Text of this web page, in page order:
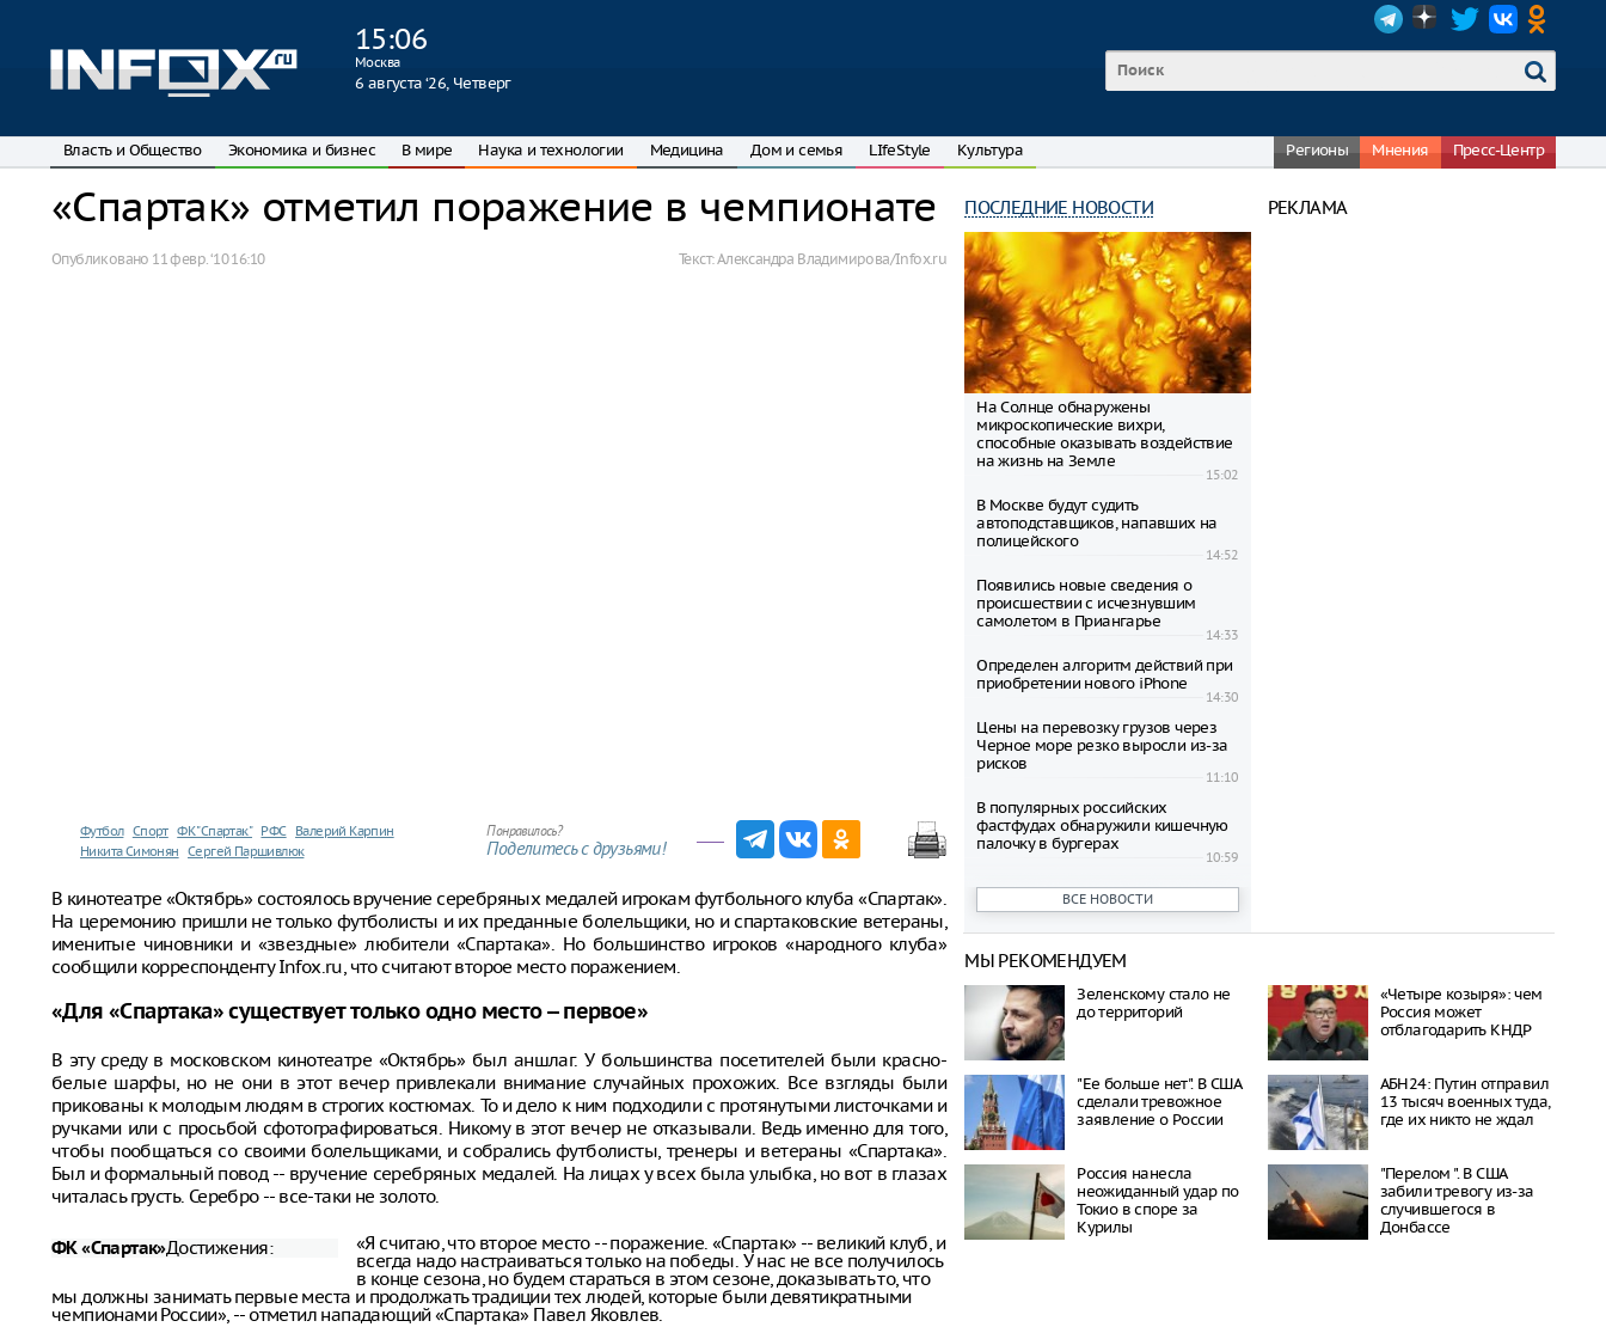
15:06
Москва
6 августа ‘26, Четверг
Власть и Общество Экономика и бизнес В мире Наука и технологии Медицина Дом и семья LIfeStyle Культура Регионы Мнения Пресс-Центр
«Спартак» отметил поражение в чемпионате
Опубликовано 11 февр. ‘10 16:10 Текст:Александра Владимирова/Infox.ru
Футбол Спорт ФК "Спартак" РФС Валерий Карпин
Никита Симонян Сергей Паршивлюк
Понравилось?
Поделитесь с друзьями!
В кинотеатре «Октябрь» состоялось вручение серебряных медалей игрокам футбольного клуба «Спартак».
На церемонию пришли не только футболисты и их преданные болельщики, но и спартаковские ветераны,
именитые чиновники и «звездные» любители «Спартака». Но большинство игроков «народного клуба»
сообщили корреспонденту Infox.ru, что считают второе место поражением.
«Для «Спартака» существует только одно место -- первое»
В эту среду в московском кинотеатре «Октябрь» был аншлаг. У большинства посетителей были красно-
белые шарфы, но не они в этот вечер привлекали внимание случайных прохожих. Все взгляды были
прикованы к молодым людям в строгих костюмах. То и дело к ним подходили с протянутыми листочками и
ручками или с просьбой сфотографироваться. Никому в этот вечер не отказывали. Ведь именно для того,
чтобы пообщаться со своими болельщиками, и собрались футболисты, тренеры и ветераны «Спартака».
Был и формальный повод -- вручение серебряных медалей. На лицах у всех была улыбка, но вот в глазах
читалась грусть. Серебро -- все-таки не золото.
ФК «Спартак»Достижения: «Я считаю, что второе место -- поражение. «Спартак» -- великий клуб, и
всегда надо настраиваться только на победы. У нас не все получилось
в конце сезона, но будем стараться в этом сезоне, доказывать то, что
мы должны занимать первые места и продолжать традиции тех людей, которые были девятикратными
чемпионами России», -- отметил нападающий «Спартака» Павел Яковлев.
ПОСЛЕДНИЕ НОВОСТИ
На Солнце обнаружены
микроскопические вихри,
способные оказывать воздействие
на жизнь на Земле
15:02
В Москве будут судить
автоподставщиков, напавших на
полицейского
14:52
Появились новые сведения о
происшествии с исчезнувшим
самолетом в Приангарье
14:33
Определен алгоритм действий при
приобретении нового iPhone
14:30
Цены на перевозку грузов через
Черное море резко выросли из-за
рисков
11:10
В популярных российских
фастфудах обнаружили кишечную
палочку в бургерах
10:59
Марат Хуснуллин выступил с
предложением создать
Более 50% компаний выходят за
рамки бюджета при офисном
ремонте
Эвакуация пассажиров в аэропорту
Самары из-за угрозы ракетного
удара
10:43
Горько пожалели: Отказавшиеся от
российского гражданства словаки
хотят вернуть паспорта
09:44
Роскачество обнаружило кишечную
палочку в бургерах пяти брендов
ВСЕ НОВОСТИ
РЕКЛАМА
МЫ РЕКОМЕНДУЕМ
Зеленскому стало не
до территорий
«Четыре козыря»: чем
Россия может
отблагодарить КНДР
"Ее больше нет". В США
сделали тревожное
заявление о России
АБН24: Путин отправил
13 тысяч военных туда,
где их никто не ждал
Россия нанесла
неожиданный удар по
Токио в споре за
Курилы
"Перелом ". В США
забили тревогу из-за
случившегося в
Донбассе